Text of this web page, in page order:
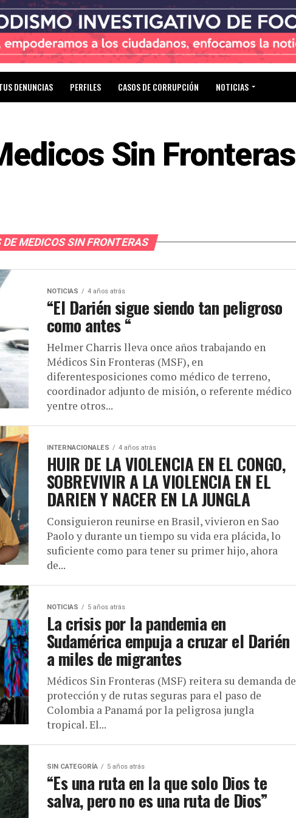
DENUNCIAS PERFILES CASOS DE CORRUPCIÓN NOTICIAS
Sin Fronteras
MEDICOS SIN FRONTERAS
NOTICIAS 4 años atrás
“El Darién sigue siendo tan peligroso
como antes “
Helmer Charris lleva once años trabajando en
Médicos Sin Fronteras (MSF), en
diferentesposiciones como médico de terreno,
coordinador adjunto de misión, o referente médico
yentre otros...
INTERNACIONALES 4 años atrás
HUIR DE LA VIOLENCIA EN EL CONGO,
SOBREVIVIR A LA VIOLENCIA EN EL
DARIEN Y NACER EN LA JUNGLA
Consiguieron reunirse en Brasil, vivieron en Sao
Paolo y durante un tiempo su vida era plácida, lo
suficiente como para tener su primer hijo, ahora
de...
NOTICIAS 5 años atrás
La crisis por la pandemia en
Sudamérica empuja a cruzar el Darién
a miles de migrantes
Médicos Sin Fronteras (MSF) reitera su demanda de
protección y de rutas seguras para el paso de
Colombia a Panamá por la peligrosa jungla
tropical. El...
SIN CATEGORÍA 5 años atrás
“Es una ruta en la que solo Dios te
salva, pero no es una ruta de Dios”